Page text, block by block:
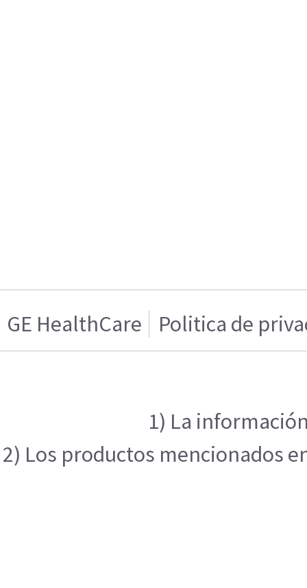
GE HealthCare Politica de
1) La
2) Los productos mencionados